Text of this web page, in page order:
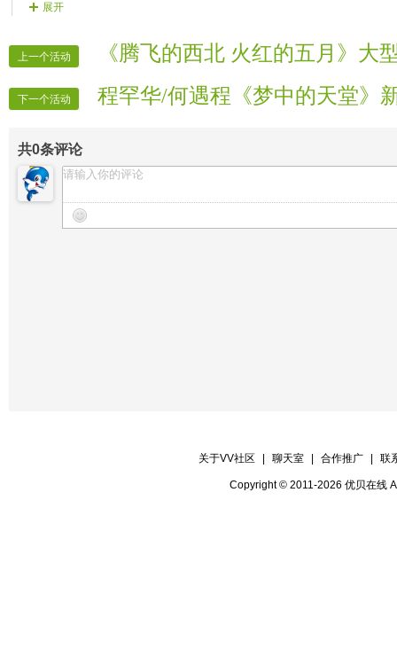
【晚会迎宾】全体管理
展开
上一个活动 《腾飞的西北 火红的五月》大
下一个活动 程罕华/何遇程《梦中的天堂》
共0条评论
关于VV社区 聊天室 合作推广 联
Copyright © 2011-2026 优贝在线